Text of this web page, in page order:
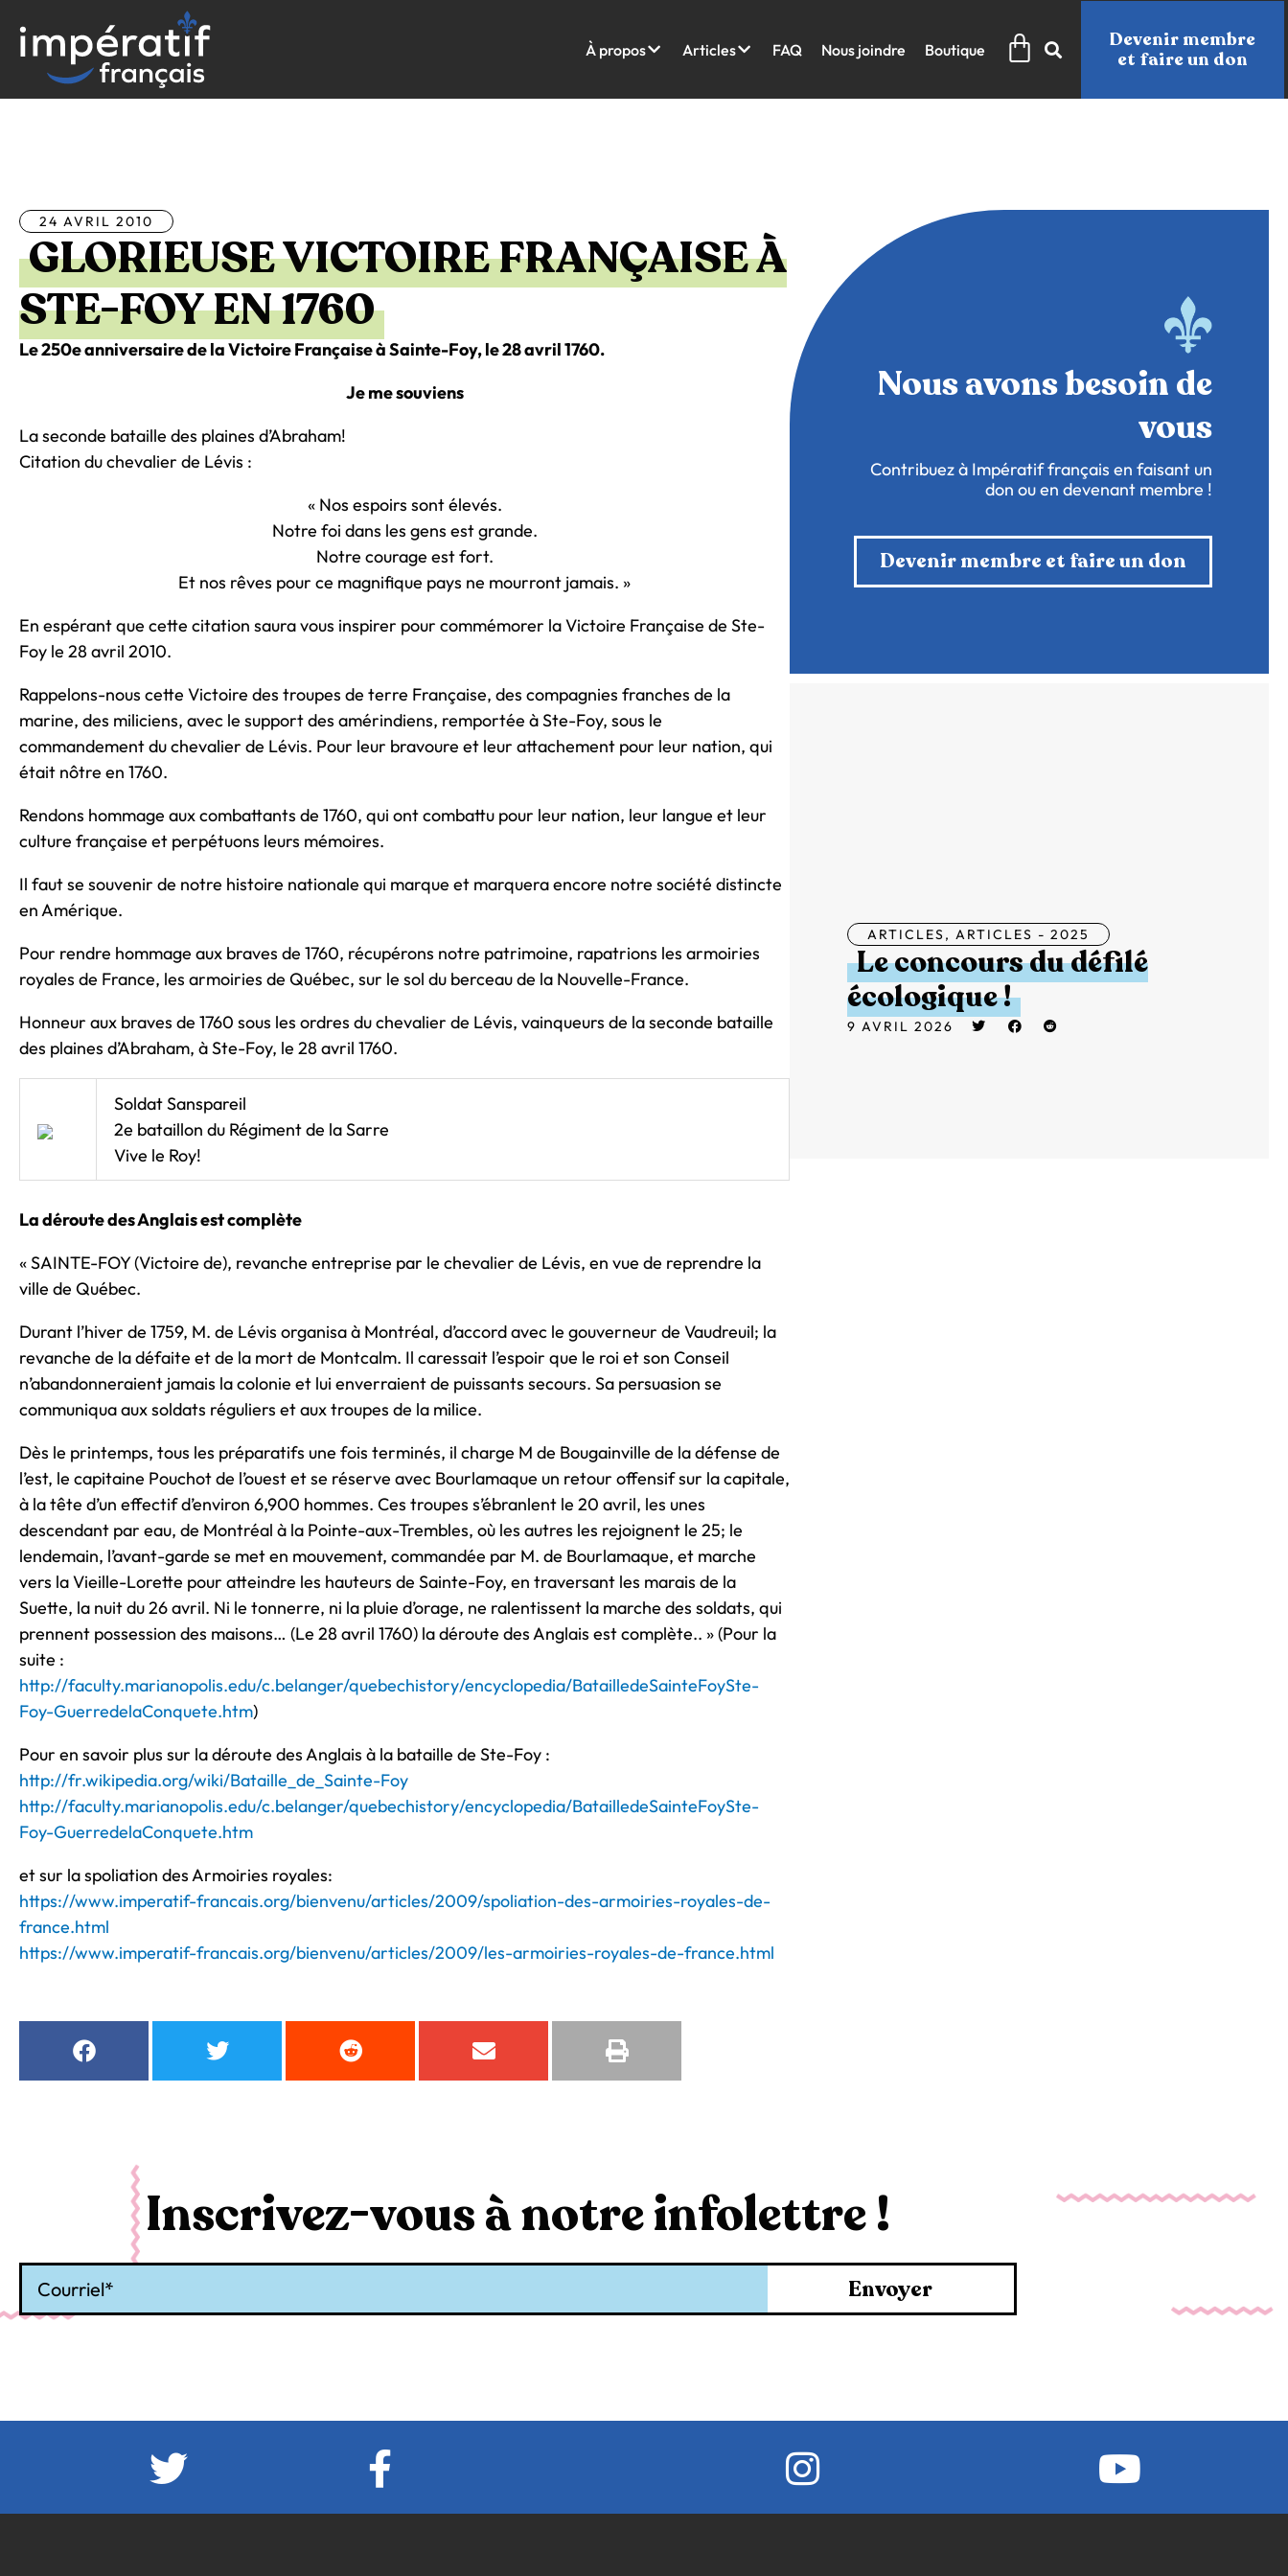
contenu
À propos Articles FAQ Nous joindre Boutique Panier
Devenir membre
et faire un don
24 AVRIL 2010
GLORIEUSE VICTOIRE FRANÇAISE À
STE-FOY EN 1760
Le 250e anniversaire de la Victoire Française à Sainte-Foy, le 28 avril 1760.
Je me souviens
La seconde bataille des plaines d’Abraham!
Citation du chevalier de Lévis :
« Nos espoirs sont élevés.
Notre foi dans les gens est grande.
Notre courage est fort.
Et nos rêves pour ce magnifique pays ne mourront jamais. »
En espérant que cette citation saura vous inspirer pour commémorer la Victoire Française de Ste-
Foy le 28 avril 2010.
Rappelons-nous cette Victoire des troupes de terre Française, des compagnies franches de la
marine, des miliciens, avec le support des amérindiens, remportée à Ste-Foy, sous le
commandement du chevalier de Lévis. Pour leur bravoure et leur attachement pour leur nation, qui
était nôtre en 1760.
Rendons hommage aux combattants de 1760, qui ont combattu pour leur nation, leur langue et leur
culture française et perpétuons leurs mémoires.
Il faut se souvenir de notre histoire nationale qui marque et marquera encore notre société distincte
en Amérique.
Pour rendre hommage aux braves de 1760, récupérons notre patrimoine, rapatrions les armoiries
royales de France, les armoiries de Québec, sur le sol du berceau de la Nouvelle-France.
Honneur aux braves de 1760 sous les ordres du chevalier de Lévis, vainqueurs de la seconde bataille
des plaines d’Abraham, à Ste-Foy, le 28 avril 1760.
Soldat Sanspareil
2e bataillon du Régiment de la Sarre
Vive le Roy!
La déroute des Anglais est complète
« SAINTE-FOY (Victoire de), revanche entreprise par le chevalier de Lévis, en vue de reprendre la
ville de Québec.
Durant l’hiver de 1759, M. de Lévis organisa à Montréal, d’accord avec le gouverneur de Vaudreuil; la
revanche de la défaite et de la mort de Montcalm. Il caressait l’espoir que le roi et son Conseil
n’abandonneraient jamais la colonie et lui enverraient de puissants secours. Sa persuasion se
communiqua aux soldats réguliers et aux troupes de la milice.
Dès le printemps, tous les préparatifs une fois terminés, il charge M de Bougainville de la défense de
l’est, le capitaine Pouchot de l’ouest et se réserve avec Bourlamaque un retour offensif sur la capitale,
à la tête d’un effectif d’environ 6,900 hommes. Ces troupes s’ébranlent le 20 avril, les unes
descendant par eau, de Montréal à la Pointe-aux-Trembles, où les autres les rejoignent le 25; le
lendemain, l’avant-garde se met en mouvement, commandée par M. de Bourlamaque, et marche
vers la Vieille-Lorette pour atteindre les hauteurs de Sainte-Foy, en traversant les marais de la
Suette, la nuit du 26 avril. Ni le tonnerre, ni la pluie d’orage, ne ralentissent la marche des soldats, qui
prennent possession des maisons… (Le 28 avril 1760) la déroute des Anglais est complète.. » (Pour la
suite :
http://faculty.marianopolis.edu/c.belanger/quebechistory/encyclopedia/BatailledeSainteFoySte-
Foy-GuerredelaConquete.htm)
Pour en savoir plus sur la déroute des Anglais à la bataille de Ste-Foy :
http://fr.wikipedia.org/wiki/Bataille_de_Sainte-Foy
http://faculty.marianopolis.edu/c.belanger/quebechistory/encyclopedia/BatailledeSainteFoySte-
Foy-GuerredelaConquete.htm
et sur la spoliation des Armoiries royales:
https://www.imperatif-francais.org/bienvenu/articles/2009/spoliation-des-armoiries-royales-de-
france.html
https://www.imperatif-francais.org/bienvenu/articles/2009/les-armoiries-royales-de-france.html
Nous avons besoin de
vous
Contribuez à Impératif français en faisant un
don ou en devenant membre !
Devenir membre et faire un don
ARTICLES, ARTICLES - 2025
Le concours du défilé
écologique !
9 AVRIL 2026
Inscrivez-vous à notre infolettre !
Envoyer